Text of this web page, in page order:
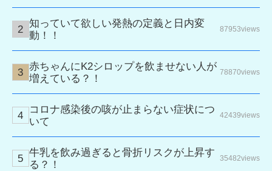
知っていて欲しい発熱の定義と日内変
動！！
87953views
赤ちゃんにK2シロップを飲ませない人が
増えている？！
78870views
コロナ感染後の咳が止まらない症状につ
いて
42439views
牛乳を飲み過ぎると骨折リスクが上昇す
る？！
35482views